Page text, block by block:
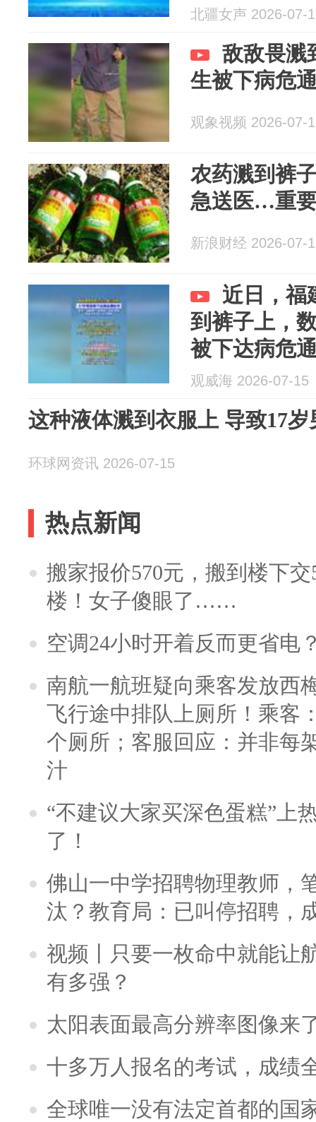
生：敌敌畏
北疆女声 2026-07-
敌敌畏溅
生被下病危
观象视频 2026-07-
农药溅到裤
急送医…重
新浪财经 2026-07-
近日，福
到裤子上，
被下达病危
报）
观威海 2026-07-15
这种液体溅到衣服上 导致17
环球网资讯 2026-07-15
热点新闻
搬家报价570元，搬到楼下
楼！女子傻眼了……
空调24小时开着反而更省电
南航一航班疑向乘客发放西
飞行途中排队上厕所！乘客
个厕所；客服回应：并非每
汁
“不建议大家买深色蛋糕”上
了！
佛山一中学招聘物理教师，
汰？教育局：已叫停招聘，
视频丨只要一枚命中就能让
有多强？
太阳表面最高分辨率图像来
十多万人报名的考试，成绩
全球唯一没有法定首都的国